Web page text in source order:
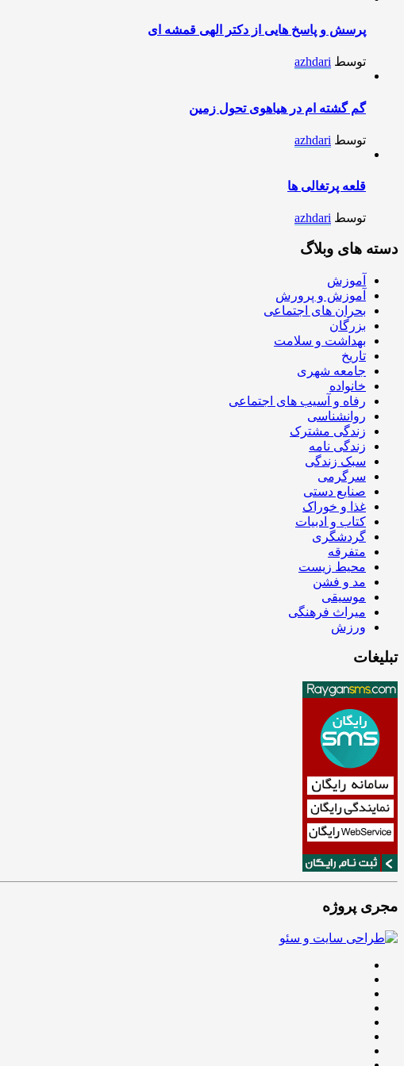
پرسش و پاسخ هایی از دکتر الهی قمشه ای
توسط azhdari
گم گشته ام در هیاهوی تحول زمین
توسط azhdari
قلعه پرتغالی ها
توسط azhdari
دسته های وبلاگ
آموزش
آموزش و پرورش
بحران های اجتماعی
بزرگان
بهداشت و سلامت
تاریخ
جامعه شهری
خانواده
رفاه و آسیب های اجتماعی
روانشناسی
زندگی مشترک
زندگی نامه
سبک زندگی
سرگرمی
صنایع دستی
غذا و خوراک
کتاب و ادبیات
گردشگری
متفرقه
محیط زیست
مد و فشن
موسیقی
میراث فرهنگی
ورزش
تبلیغات
مجری پروژه